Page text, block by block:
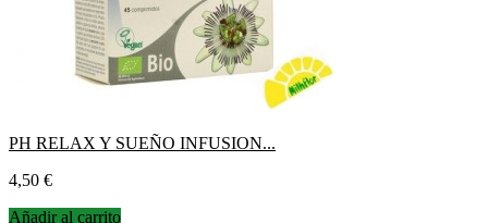
PH RELAX Y SUEÑO INFUSION...
Precio
4,50 €
Añadir al carrito